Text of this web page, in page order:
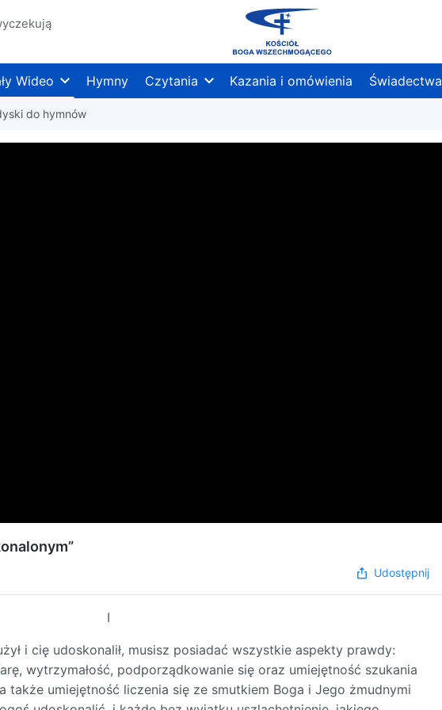
Wideo Hymny Czytania Kazania i omówienia Świadectwa
do hymnów
Udostępnij
I
i cię udoskonalił, musisz posiadać wszystkie aspekty prawdy:
wytrzymałość, podporządkowanie się oraz umiejętność szukania
także umiejętność liczenia się ze smutkiem Boga i Jego żmudnymi